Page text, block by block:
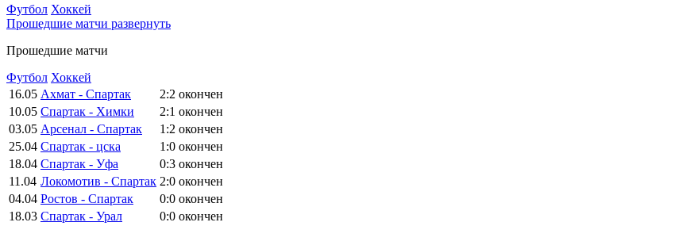
Футбол Хоккей
Прошедшие матчи развернуть
Прошедшие матчи
Футбол Хоккей
16.05 Ахмат - Спартак 2:2 окончен
10.05 Спартак - Химки 2:1 окончен
03.05 Арсенал - Спартак 1:2 окончен
25.04 Спартак - цска 1:0 окончен
18.04 Спартак - Уфа 0:3 окончен
11.04 Локомотив - Спартак 2:0 окончен
04.04 Ростов - Спартак 0:0 окончен
18.03 Спартак - Урал 0:0 окончен